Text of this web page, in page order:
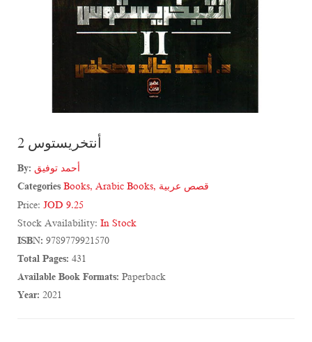
أنتخريستوس 2
By: أحمد توفيق
Categories Books, Arabic Books, قصص عربية
Price: JOD 9.25
Stock Availability: In Stock
ISBN: 9789779921570
Total Pages: 431
Available Book Formats: Paperback
Year: 2021